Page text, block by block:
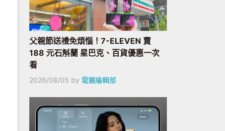
父親節送禮免煩惱！7-ELEVEN 賣
188 元石斛蘭 星巴克、百貨優惠一次
看
2026/08/05 by 電獺編輯部